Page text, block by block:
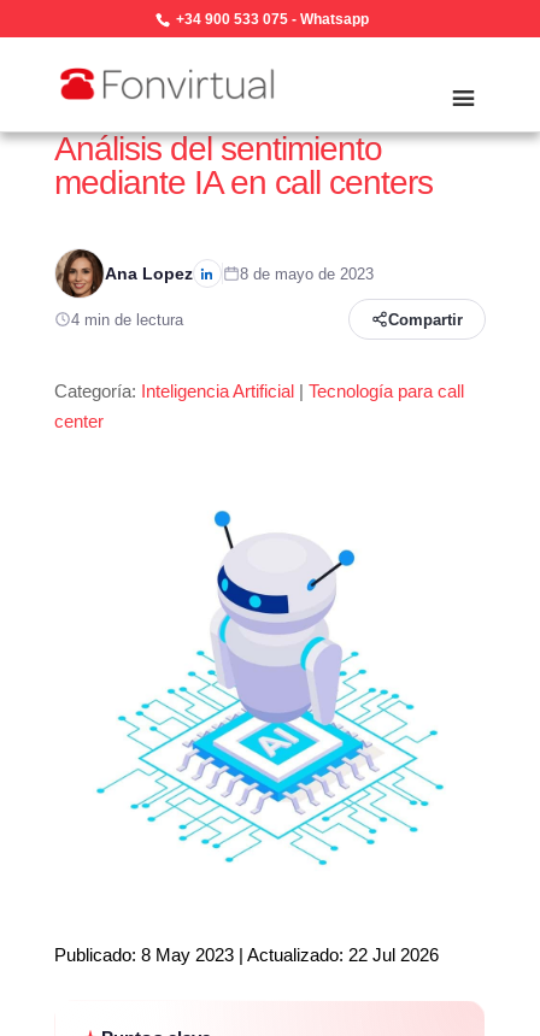
+34 900 533 075- Whatsapp
Análisis del sentimiento
mediante IA en call centers
Ana Lopez 8 de mayo de 2023
4 min de lectura Compartir
Categoría: Inteligencia Artificial| Tecnología para call
center
Publicado: 8 May 2023 | Actualizado: 22 Jul 2026